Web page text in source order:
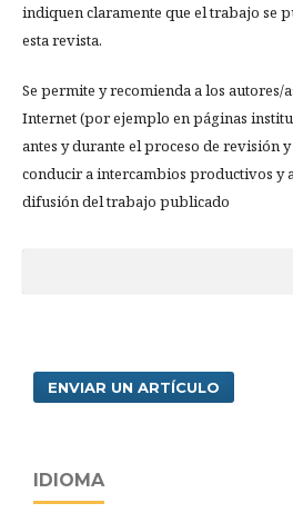
indiquen claramente que el trabajo se
esta revista.
Se permite y recomienda a los autores/
Internet (por ejemplo en páginas
antes y durante el proceso de revisión
conducir a intercambios productivos y
difusión del trabajo publicado
ENVIAR UN ARTÍCULO
IDIOMA